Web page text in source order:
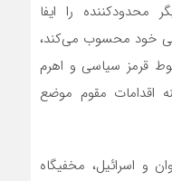
را ایفا
خود محسوب می‌کند،
قرمز سیاسی و اهرم
اقدامات مقوم موضع
و اسرائیل، مخفیگاه